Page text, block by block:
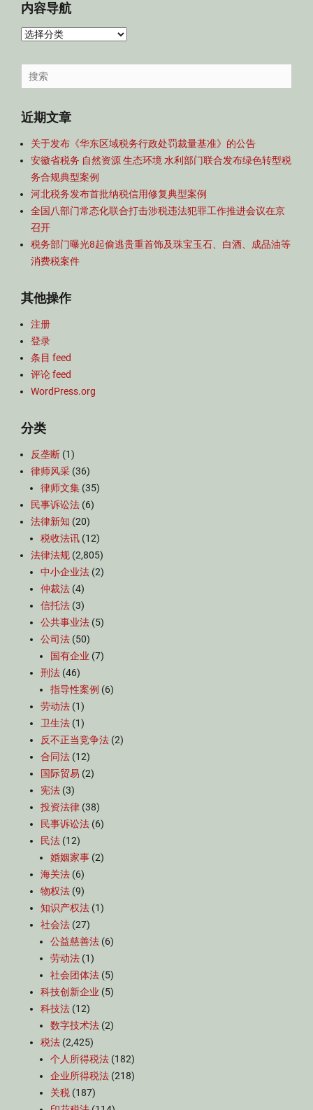
内容导航
内
导
航
Search
for:
近期文章
关于发布《华东区域税务行政处罚裁量基准》的公告
安徽省税务 自然资源 生态环境 水利部门联合发布绿色转型税
务合规典型案例
河北税务发布首批纳税信用修复典型案例
全国八部门常态化联合打击涉税违法犯罪工作推进会议在京
召开
税务部门曝光8起偷逃贵重首饰及珠宝玉石、白酒、成品油等
消费税案件
其他操作
注册
登录
条目 feed
评论 feed
WordPress.org
分类
反垄断 (1)
律师风采 (36)
律师文集 (35)
民事诉讼法 (6)
法律新知 (20)
税收法讯 (12)
法律法规 (2,805)
中小企业法 (2)
仲裁法 (4)
信托法 (3)
公共事业法 (5)
公司法 (50)
国有企业 (7)
刑法 (46)
指导性案例 (6)
劳动法 (1)
卫生法 (1)
反不正当竞争法 (2)
合同法 (12)
国际贸易 (2)
宪法 (3)
投资法律 (38)
民事诉讼法 (6)
民法 (12)
婚姻家事 (2)
海关法 (6)
物权法 (9)
知识产权法 (1)
社会法 (27)
公益慈善法 (6)
劳动法 (1)
社会团体法 (5)
科技创新企业 (5)
科技法 (12)
数字技术法 (2)
税法 (2,425)
个人所得税法 (182)
企业所得税法 (218)
关税 (187)